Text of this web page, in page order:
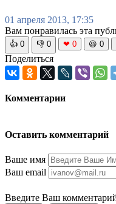
01 апреля 2013, 17:35
Вам понравилась эта
👍 0 👎 0 ❤ 0 😆 0
Поделиться
Комментарии
Оставить комментарий
Ваше имя
Ваш email
Введите Ваш